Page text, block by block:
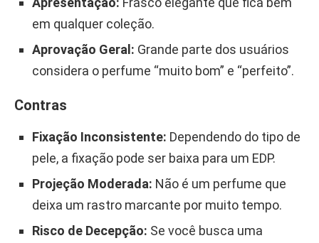
em qualquer coleção.
Aprovação Geral: Grande parte dos usuários
considera o perfume “muito bom” e “perfeito”.
Contras
Fixação Inconsistente: Dependendo do tipo de
pele, a fixação pode ser baixa para um EDP.
Projeção Moderada: Não é um perfume que
deixa um rastro marcante por muito tempo.
Risco de Decepção: Se você busca uma